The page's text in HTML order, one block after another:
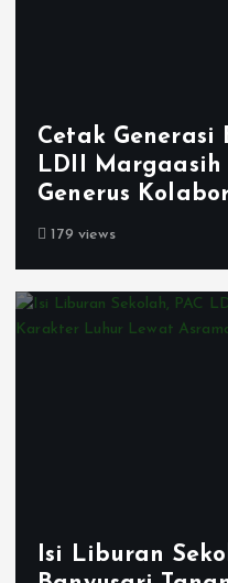
Cetak Generasi
LDII
Generus
179 views
Isi Liburan